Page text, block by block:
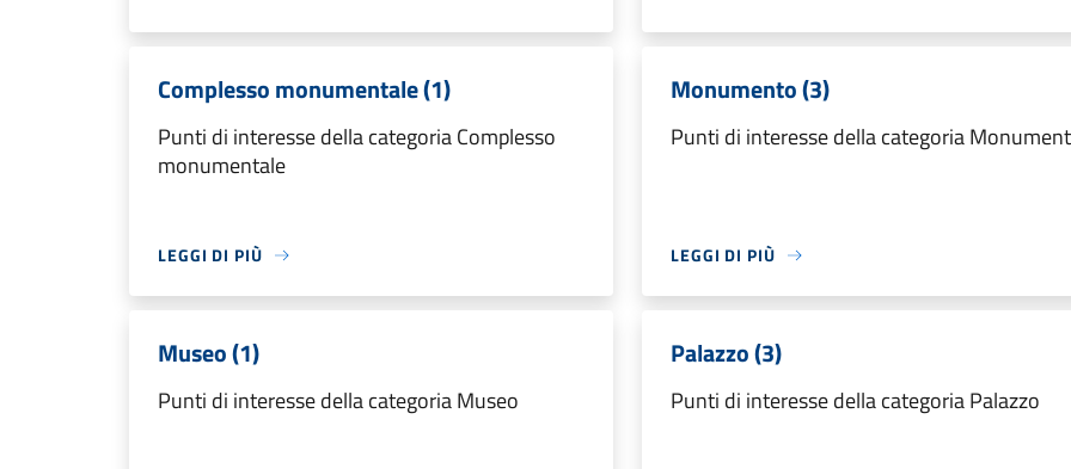
Complesso monumentale (1)
Punti di interesse della categoria Complesso
monumentale
LEGGI DI PIÙ
Monumento (3)
Punti di interesse della categoria
LEGGI DI PIÙ
Museo (1)
Punti di interesse della categoria Museo
Palazzo (3)
Punti di interesse della categoria Palazzo